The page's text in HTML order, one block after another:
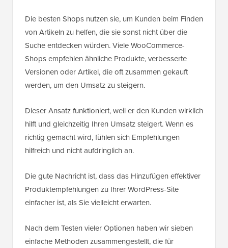
Die besten Shops nutzen sie, um Kunden beim Finden
von Artikeln zu helfen, die sie sonst nicht über die
Suche entdecken würden. Viele WooCommerce-
Shops empfehlen ähnliche Produkte, verbesserte
Versionen oder Artikel, die oft zusammen gekauft
werden, um den Umsatz zu steigern.
Dieser Ansatz funktioniert, weil er den Kunden wirklich
hilft und gleichzeitig Ihren Umsatz steigert. Wenn es
richtig gemacht wird, fühlen sich Empfehlungen
hilfreich und nicht aufdringlich an.
Die gute Nachricht ist, dass das Hinzufügen effektiver
Produktempfehlungen zu Ihrer WordPress-Site
einfacher ist, als Sie vielleicht erwarten.
Nach dem Testen vieler Optionen haben wir sieben
einfache Methoden zusammengestellt, die für